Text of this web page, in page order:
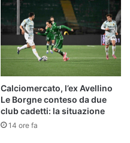
Calciomercato, l’ex Avellino
Le Borgne conteso da due
club cadetti: la situazione
14 ore fa